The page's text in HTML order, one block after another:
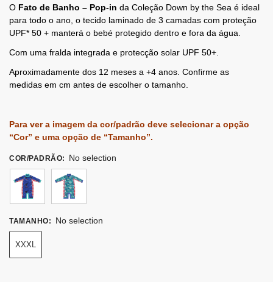
O Fato de Banho – Pop-in da Coleção Down by the Sea é ideal
para todo o ano, o tecido laminado de 3 camadas com proteção
UPF* 50 + manterá o bebé protegido dentro e fora da água.
Com uma fralda integrada e protecção solar UPF 50+.
Aproximadamente dos 12 meses a +4 anos. Confirme as
medidas em cm antes de escolher o tamanho.
Para ver a imagem da cor/padrão deve selecionar a opção
“Cor” e uma opção de “Tamanho”.
COR/PADRÃO: No selection
TAMANHO: No selection
XXXL